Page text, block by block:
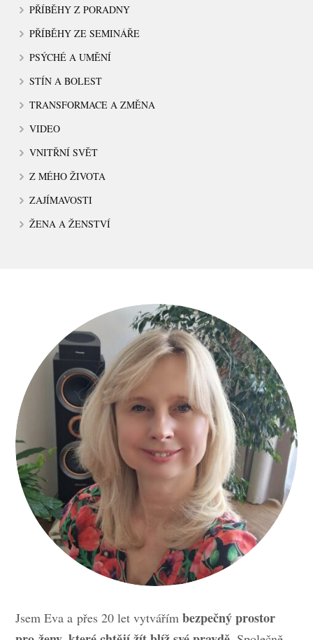
PŘÍBĚHY Z PORADNY
PŘÍBĚHY ZE SEMINÁŘE
PSÝCHÉ A UMĚNÍ
STÍN A BOLEST
TRANSFORMACE A ZMĚNA
VIDEO
VNITŘNÍ SVĚT
Z MÉHO ŽIVOTA
ZAJÍMAVOSTI
ŽENA A ŽENSTVÍ
Jsem Eva a přes 20 let vytvářímbezpečný prostor